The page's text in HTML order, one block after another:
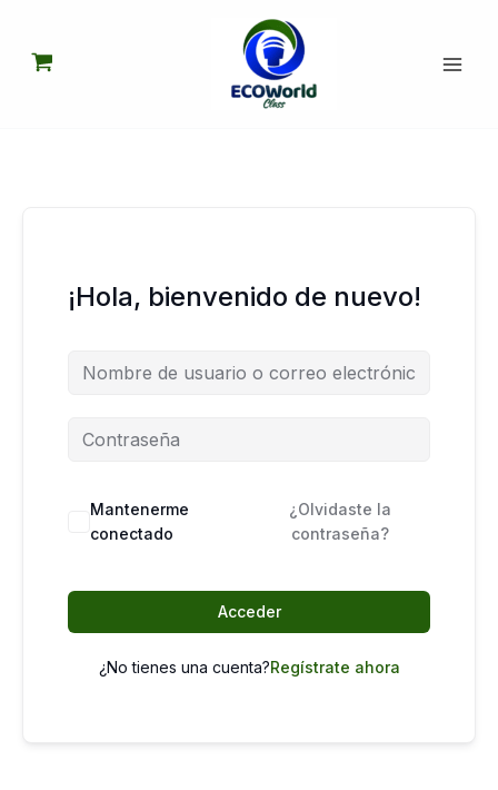
contenido
¡Hola, bienvenido de nuevo!
Mantenerme
conectado
¿Olvidaste la
contraseña?
Acceder
¿No tienes una cuenta?Regístrate ahora